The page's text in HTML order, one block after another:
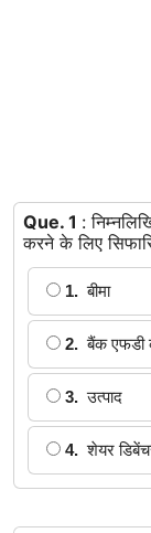
Que. 1 :
करने के लिए
1. बीमा
2. बैंक एफडी
3. उत्पाद
4. शेयर